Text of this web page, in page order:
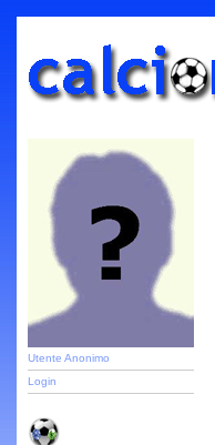
Utente Anonimo
Login